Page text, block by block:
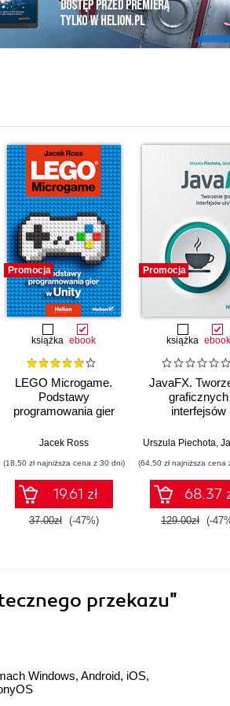
Promocja
książka ebook
LEGO Microgame.
Podstawy
programowania gier
Jacek Ross
(18,50 zł najniższa cena z 30 dni)
19.61 zł
37.00zł (-47%)
Promocja
książka ebook
JavaFX.
graficznych
interfejsów
Urszula Piechota
(64,50 zł najniższa cena
68.37
129.00zł (-
przekazu"
Windows, Android, iOS,